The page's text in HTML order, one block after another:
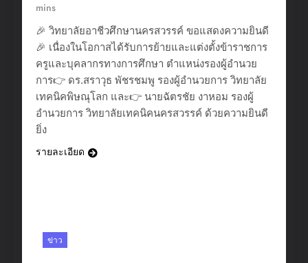
mins
🎉 วิทยาลัยอาชีวศึกษานครสวรรค์ ขอแสดงความยินดี
🎉 เนื่องในโอกาสได้รับการย้ายและแต่งตั้งข้าราชการ
ครูและบุคลากรทางการศึกษา ตำแหน่งรองผู้อำนวย
การ👉 ดร.สราวุธ พัชรชมพู รองผู้อำนวยการ วิทยาลัย
เทคนิคพิษณุโลก และ👉 นายฉัตรชัย งาหอม รองผู้
อำนวยการ วิทยาลัยเทคนิคนครสวรรค์ ด้วยความยินดี
ยิ่ง
รายละเอียด
ข่าว